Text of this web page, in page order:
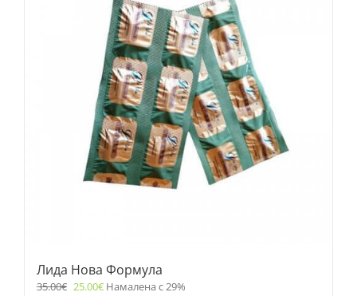
Лида Нова Формула
35.00€ 25.00€ Намалена с 29%